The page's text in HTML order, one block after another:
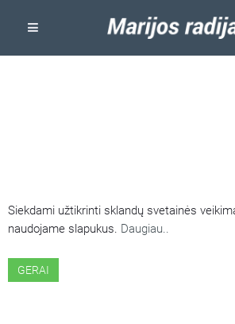
Siekdami užtikrinti sklandų svetainės
naudojame slapukus. Daugiau..
GERAI